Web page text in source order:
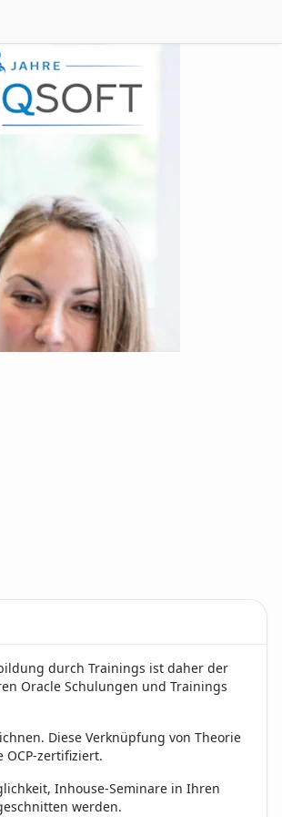
durch Trainings ist daher der
Oracle Schulungen und Trainings
Diese Verknüpfung von Theorie
zertifiziert.
Inhouse-Seminare in Ihren
werden.